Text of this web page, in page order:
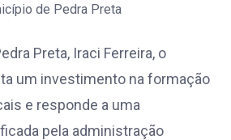
de Pedra Preta
Preta, Iraci Ferreira, o
um investimento na formação
e responde a uma
pela administração